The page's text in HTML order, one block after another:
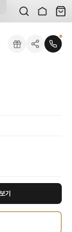
합니다. 가죽 재질,
변심 모두 교환·반
립금은 1,000원 이상
스킨 블랙 핸드백을
나보세요. 고퀄리티 하
기